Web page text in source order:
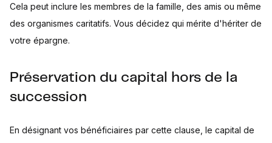
Cela peut inclure les membres de la famille, des amis ou même
des organismes caritatifs. Vous décidez qui mérite d'hériter de
votre épargne.
Préservation du capital hors de la
succession
En désignant vos bénéficiaires par cette clause, le capital de